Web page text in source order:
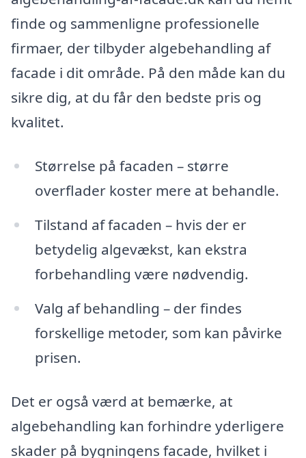
finde og sammenligne professionelle
firmaer, der tilbyder algebehandling af
facade i dit område. På den måde kan du
sikre dig, at du får den bedste pris og
kvalitet.
Størrelse på facaden – større
overflader koster mere at behandle.
Tilstand af facaden – hvis der er
betydelig algevækst, kan ekstra
forbehandling være nødvendig.
Valg af behandling – der findes
forskellige metoder, som kan påvirke
prisen.
Det er også værd at bemærke, at
algebehandling kan forhindre yderligere
skader på bygningens facade, hvilket i